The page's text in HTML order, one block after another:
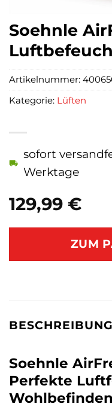
Soehnle
129,99 €
sofort
Werktage
ZUM
Artikelnummer:
Kategorie: Lüften
BESCHREIBUNG
Soehnle
Perfekte
Wohlbefinden